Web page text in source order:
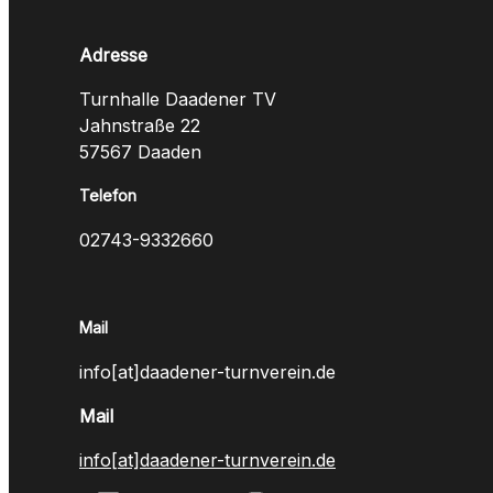
Adresse
Turnhalle Daadener TV
Jahnstraße 22
57567 Daaden
Telefon
02743-9332660
Mail
info[at]daadener-turnverein.de
Mail
info[at]daadener-turnverein.de